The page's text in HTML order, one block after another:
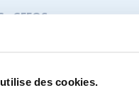
des cookies.
CEFOS